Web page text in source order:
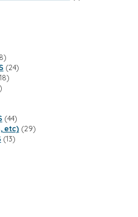
8
productos
2424
18
4444
productos
etc) 2929
1313